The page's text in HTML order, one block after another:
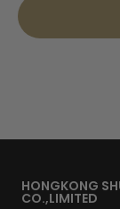
HONGKONG
CO.,LIMITED